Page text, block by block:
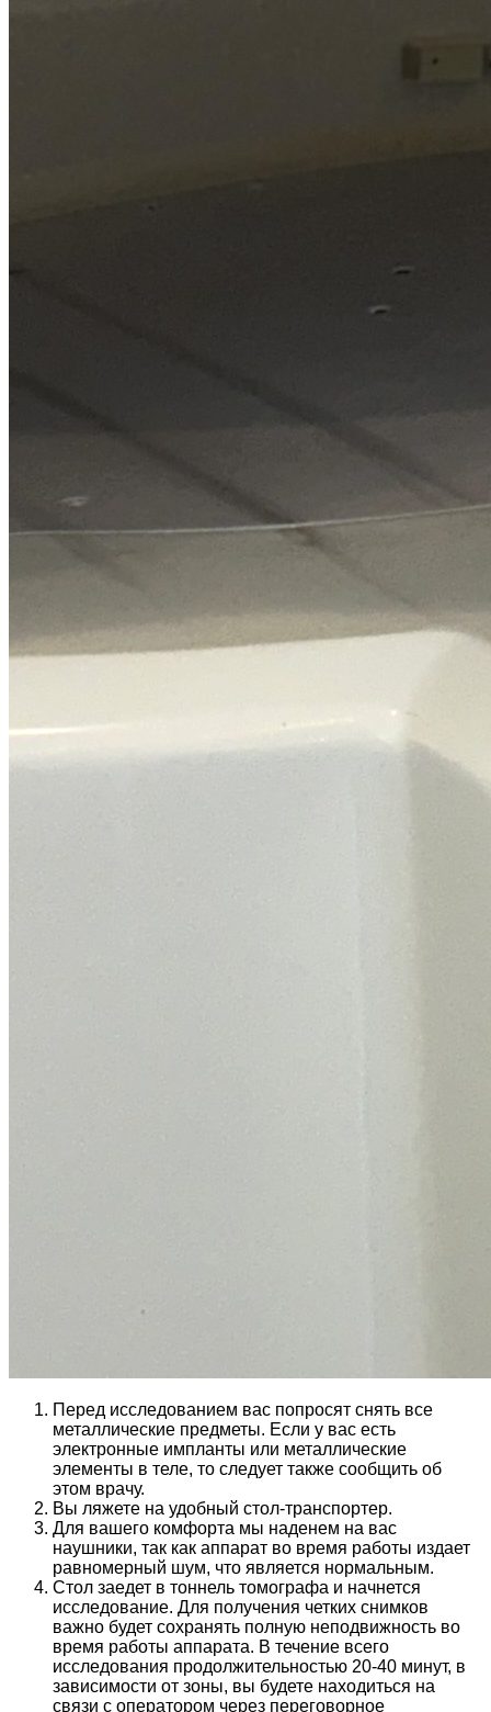
Перед исследованием вас попросят снять все
металлические предметы. Если у вас есть
электронные импланты или металлические
элементы в теле, то следует также сообщить об
этом врачу.
Вы ляжете на удобный стол-транспортер.
Для вашего комфорта мы наденем на вас
наушники, так как аппарат во время работы издает
равномерный шум, что является нормальным.
Стол заедет в тоннель томографа и начнется
исследование. Для получения четких снимков
важно будет сохранять полную неподвижность во
время работы аппарата. В течение всего
исследования продолжительностью 20-40 минут, в
зависимости от зоны, вы будете находиться на
связи с оператором через переговорное